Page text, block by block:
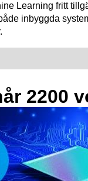
Learning fritt
inbyggda
2200